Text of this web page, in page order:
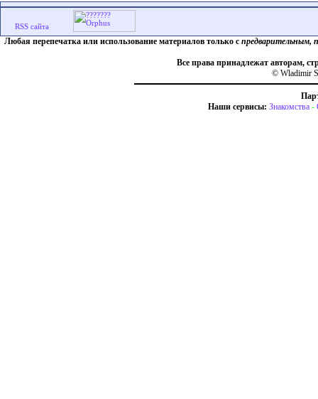
Любая перепечатка или использование материалов только с предварительным,
Все права принадлежат авторам,
© Wladimir
Наши сервисы: Знакомства -